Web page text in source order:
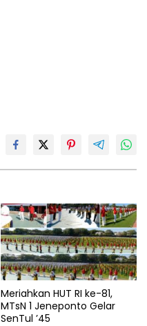
Meriahkan HUT RI ke-81,
MTsN 1 Jeneponto Gelar
SenTul ’45